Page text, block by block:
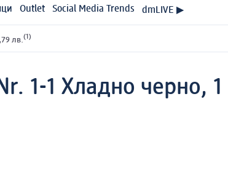
Outlet Social Media Trends dmLIVE ▶
лв. (1)
1-1 Хладно черно, 1